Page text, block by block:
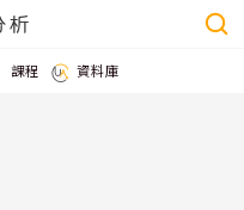
課程 資料庫